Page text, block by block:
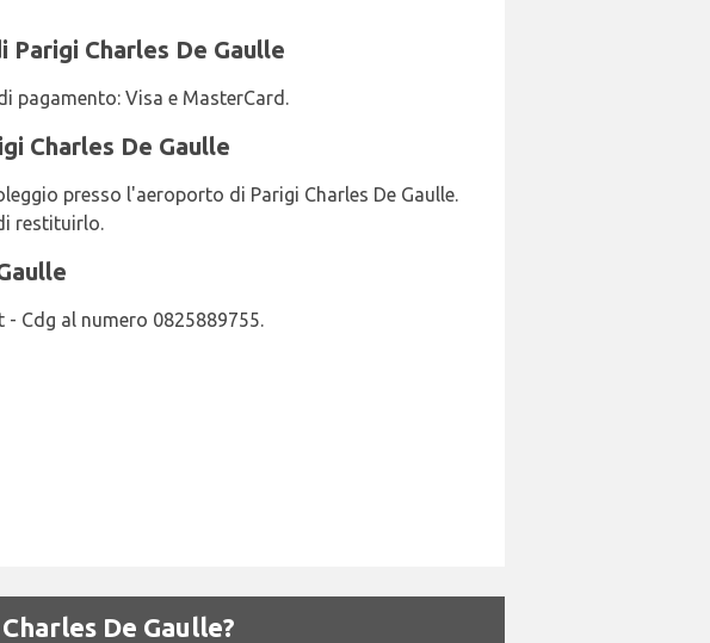
Charles De Gaulle
pagamento: Visa e MasterCard.
Charles De Gaulle
presso l'aeroporto di Parigi Charles De Gaulle.
restituirlo.
Cdg al numero 0825889755.
De Gaulle?